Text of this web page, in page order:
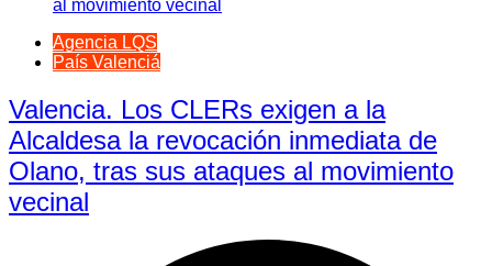
Agencia LQS
País Valenciá
Valencia. Los CLERs exigen a la
Alcaldesa la revocación inmediata de
Olano, tras sus ataques al movimiento
vecinal